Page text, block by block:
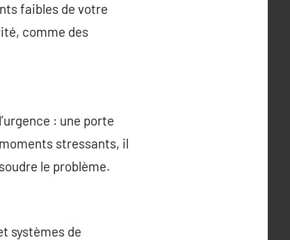
faibles de votre
comme des
: une porte
stressants, il
le problème.
systèmes de